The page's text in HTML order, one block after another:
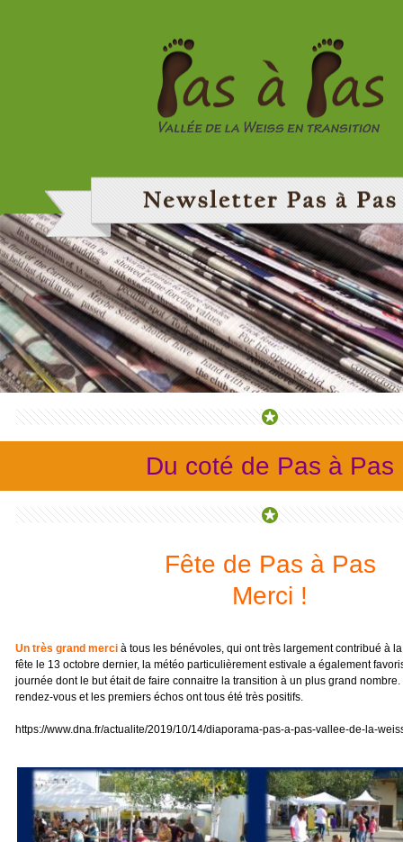
Du coté de Pas à Pas
Fête de Pas à Pas
Merci !
Un très grand merci à tous les bénévoles, qui ont très largement contribué à
fête le 13 octobre dernier, la météo particulièrement estivale a également
journée dont le but était de faire connaitre la transition à un plus grand
rendez-vous et les premiers échos ont tous été très positifs.
https://www.dna.fr/actualite/2019/10/14/diaporama-pas-a-pas-vallee-de-la-